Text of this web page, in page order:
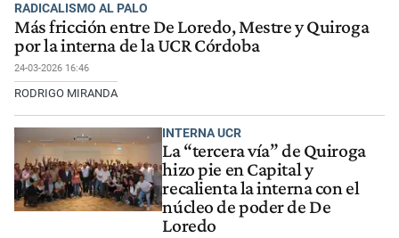
RADICALISMO AL PALO
Más fricción entre De Loredo, Mestre y Quiroga
por la interna de la UCR Córdoba
24-03-2026 16:46
RODRIGO MIRANDA
INTERNA UCR
La “tercera vía” de Quiroga
hizo pie en Capital y
recalienta la interna con el
núcleo de poder de De
Loredo